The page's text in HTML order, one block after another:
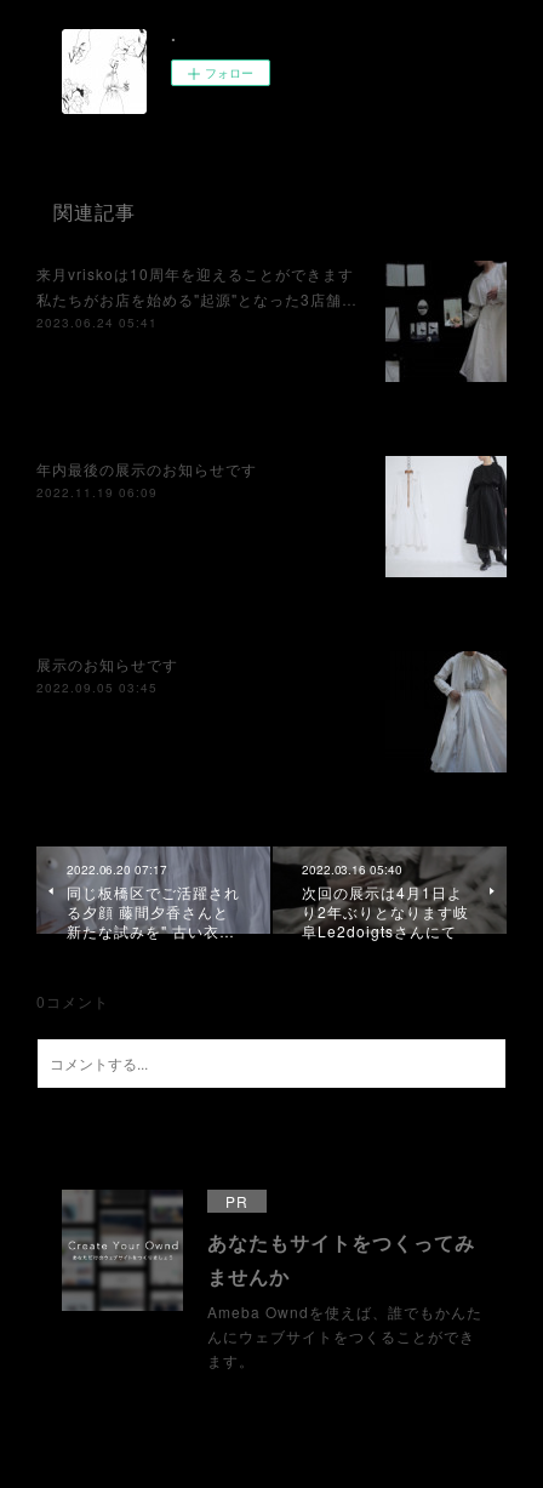
.
フォロー
関連記事
来月vriskoは10周年を迎えることができます⁡
私たちがお店を始める"起源"となった3店舗…
2023.06.24 05:41
年内最後の展示のお知らせです
2022.11.19 06:09
展示のお知らせです
2022.09.05 03:45
2022.06.20 07:17
同じ板橋区でご活躍され
る夕顔 藤間夕香さんと
新たな試みを" 古い衣…
2022.03.16 05:40
次回の展示は4月1日よ
り2年ぶりとなります岐
阜Le2doigtsさんにて
0 コメント
PR
あなたもサイトをつくってみ
ませんか
Ameba Owndを使えば、誰でもかんた
んにウェブサイトをつくることができ
ます。